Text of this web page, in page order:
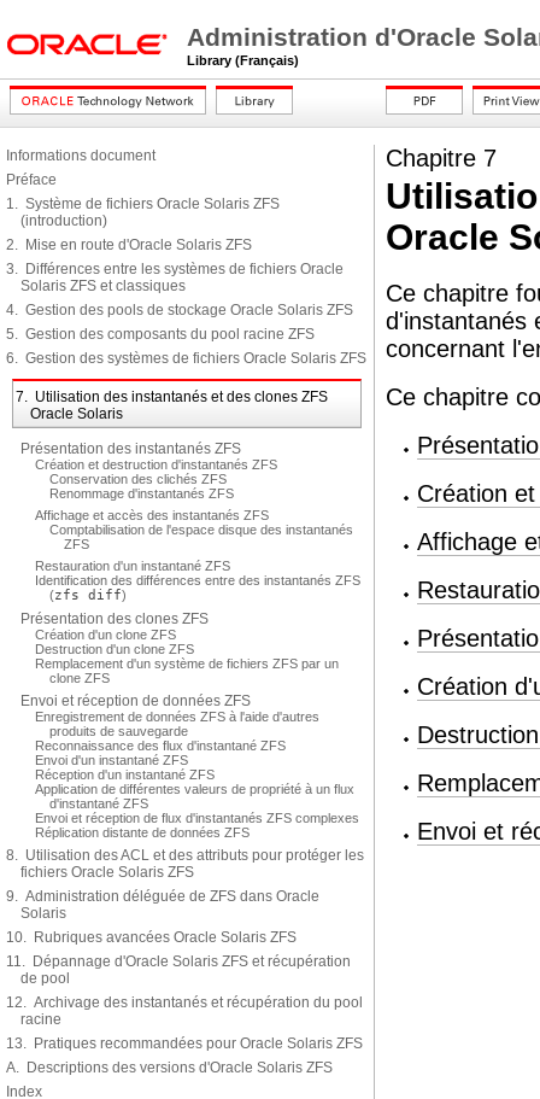
Administration d'Oracle
Library (Français)
Informations document
Préface
1. Système de fichiers Oracle Solaris ZFS
(introduction)
2. Mise en route d'Oracle Solaris ZFS
3. Différences entre les systèmes de fichiers Oracle
Solaris ZFS et classiques
4. Gestion des pools de stockage Oracle Solaris ZFS
5. Gestion des composants du pool racine ZFS
6. Gestion des systèmes de fichiers Oracle Solaris ZFS
7. Utilisation des instantanés et des clones ZFS
Oracle Solaris
Présentation des instantanés ZFS
Création et destruction d'instantanés ZFS
Conservation des clichés ZFS
Renommage d'instantanés ZFS
Affichage et accès des instantanés ZFS
Comptabilisation de l'espace disque des instantanés
ZFS
Restauration d'un instantané ZFS
Identification des différences entre des instantanés ZFS
(zfs diff)
Présentation des clones ZFS
Création d'un clone ZFS
Destruction d'un clone ZFS
Remplacement d'un système de fichiers ZFS par un
clone ZFS
Envoi et réception de données ZFS
Enregistrement de données ZFS à l'aide d'autres
produits de sauvegarde
Reconnaissance des flux d'instantané ZFS
Envoi d'un instantané ZFS
Réception d'un instantané ZFS
Application de différentes valeurs de propriété à un flux
d'instantané ZFS
Envoi et réception de flux d'instantanés ZFS complexes
Réplication distante de données ZFS
8. Utilisation des ACL et des attributs pour protéger les
fichiers Oracle Solaris ZFS
9. Administration déléguée de ZFS dans Oracle
Solaris
10. Rubriques avancées Oracle Solaris ZFS
11. Dépannage d'Oracle Solaris ZFS et récupération
de pool
12. Archivage des instantanés et récupération du pool
racine
13. Pratiques recommandées pour Oracle Solaris ZFS
A. Descriptions des versions d'Oracle Solaris ZFS
Index
Chapitre 7
Oracle
Ce chapitre
d'instantanés
concernant
Ce chapitre
Création
Affichage
Création
Envoi et